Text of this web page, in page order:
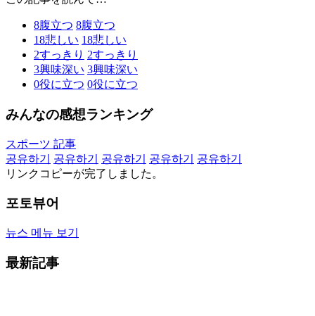
8腹立つ 8腹立つ
18悲しい 18悲しい
2すっきり 2すっきり
3興味深い 3興味深い
0役に立つ 0役に立つ
みんなの感想ランキング
スポーツ 記事
공유하기
공유하기 공유하기 공유하기
공유하기
リンクコピーが完了しました。
포토뷰어
뉴스 메뉴 보기
最新記事